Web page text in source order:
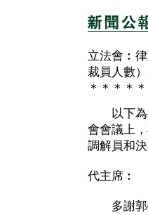
立法會︰
裁員人數
＊＊＊＊
以下為律
會會議上
調解員和
代主席︰
多謝郭榮